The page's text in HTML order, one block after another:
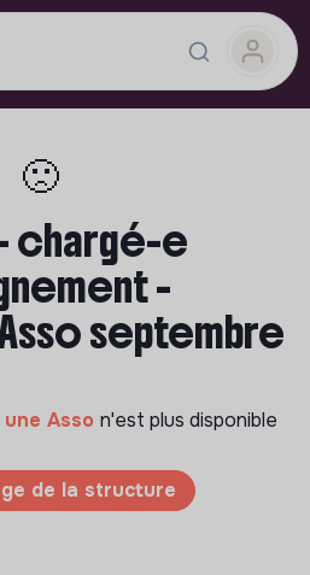
🙁
chargé-e
-
septembre
Asso n'est plus disponible
de la structure